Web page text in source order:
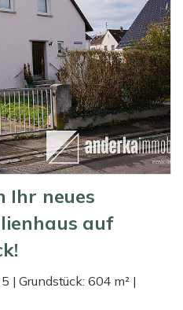
Ihr neues
auf
| Grundstück: 604 m² |